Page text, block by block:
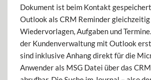
Dokument ist beim Kontakt
Outlook als CRM Reminder
Wiedervorlagen, Aufgaben und
der Kundenverwaltung mit Outlook
sind inklusive Anhang direkt für die
Anwender als MSG Datei über das